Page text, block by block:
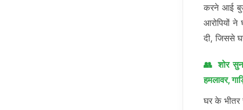
करने आई
आरोपियों
दी, जिससे
👥 शोर
हमलावर,
घर के भीतर